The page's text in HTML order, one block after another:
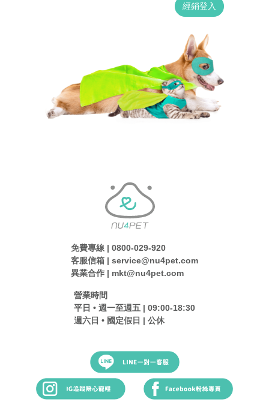
經銷登入
免費專線 | 0800-029-920
客服信箱 | service@nu4pet.com
異業合作 | mkt@nu4pet.com
營業時間
平日 • 週一至週五 | 09:00-18:30
週六日 • 國定假日 | 公休